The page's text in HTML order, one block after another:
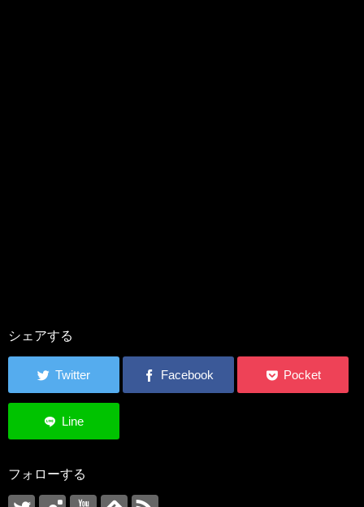
シェアする
フォローする